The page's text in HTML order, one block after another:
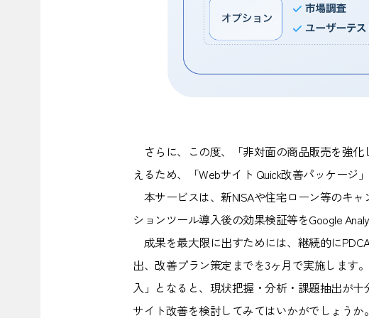
さらに、この度、「非対面の商品販売を強
えるため、「Webサイト Quick改善パッケージ
本サービスは、新NISAや住宅ローン等のキ
ションツール導入後の効果検証等をGoogle
成果を最大限に出すためには、継続的に
出、改善プラン策定までを3ヶ月で実施します
入」となると、現状把握・分析・課題抽出が
サイト改善を検討してみてはいかがでしょうか。